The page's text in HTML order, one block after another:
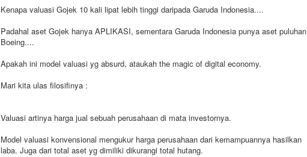
Kenapa valuasi Gojek 10 kali lipat lebih tinggi daripada Garuda Indonesia....
Padahal aset Gojek hanya APLIKASI, sementara Garuda Indonesia punya aset puluhan
Boeing....
Apakah ini model valuasi yg absurd, ataukah the magic of digital economy.
Mari kita ulas filosifinya :
Valuasi artinya harga jual sebuah perusahaan di mata investornya.
Model valuasi konvensional mengukur harga perusahaan dari kemampuannya hasilkan
laba. Juga dari total aset yg dimiliki dikurangi total hutang.